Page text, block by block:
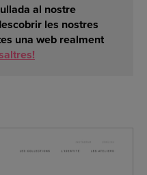
al nostre
les nostres
una web realment